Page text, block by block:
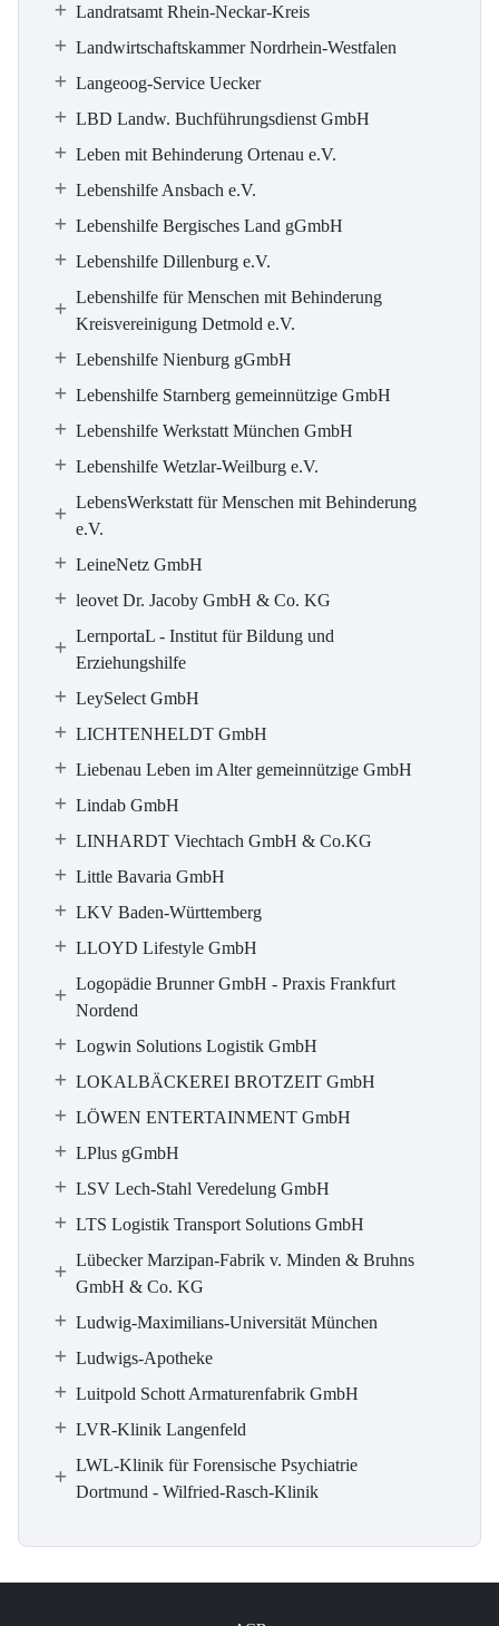
Landratsamt Rhein-Neckar-Kreis
Landwirtschaftskammer Nordrhein-Westfalen
Langeoog-Service Uecker
LBD Landw. Buchführungsdienst GmbH
Leben mit Behinderung Ortenau e.V.
Lebenshilfe Ansbach e.V.
Lebenshilfe Bergisches Land gGmbH
Lebenshilfe Dillenburg e.V.
Lebenshilfe für Menschen mit Behinderung
Kreisvereinigung Detmold e.V.
Lebenshilfe Nienburg gGmbH
Lebenshilfe Starnberg gemeinnützige GmbH
Lebenshilfe Werkstatt München GmbH
Lebenshilfe Wetzlar-Weilburg e.V.
LebensWerkstatt für Menschen mit Behinderung
e.V.
LeineNetz GmbH
leovet Dr. Jacoby GmbH & Co. KG
LernportaL - Institut für Bildung und
Erziehungshilfe
LeySelect GmbH
LICHTENHELDT GmbH
Liebenau Leben im Alter gemeinnützige GmbH
Lindab GmbH
LINHARDT Viechtach GmbH & Co.KG
Little Bavaria GmbH
LKV Baden-Württemberg
LLOYD Lifestyle GmbH
Logopädie Brunner GmbH - Praxis Frankfurt
Nordend
Logwin Solutions Logistik GmbH
LOKALBÄCKEREI BROTZEIT GmbH
LÖWEN ENTERTAINMENT GmbH
LPlus gGmbH
LSV Lech-Stahl Veredelung GmbH
LTS Logistik Transport Solutions GmbH
Lübecker Marzipan-Fabrik v. Minden & Bruhns
GmbH & Co. KG
Ludwig-Maximilians-Universität München
Ludwigs-Apotheke
Luitpold Schott Armaturenfabrik GmbH
LVR-Klinik Langenfeld
LWL-Klinik für Forensische Psychiatrie
Dortmund - Wilfried-Rasch-Klinik